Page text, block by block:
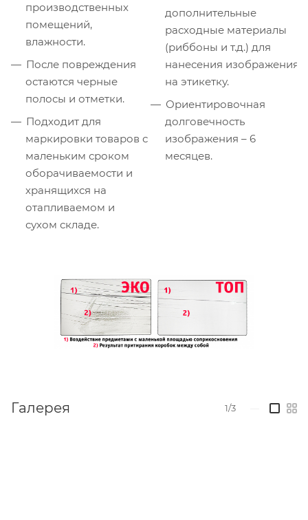
производственных
помещений,
влажности.
После повреждения
остаются черные
полосы и отметки.
Подходит для
маркировки товаров с
маленьким сроком
оборачиваемости и
хранящихся на
отапливаемом и
сухом складе.
дополнительные
расходные материалы
(риббоны и т.д.) для
нанесения изображения
на этикетку.
Ориентировочная
долговечность
изображения – 6
месяцев.
Галерея 1/3